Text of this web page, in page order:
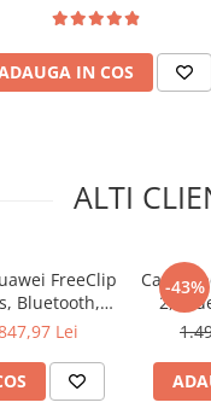
flexibilă vă
IN COS
ALTI
FreeClip
Bluetooth,
ore, Rose
Lei
-43%
Casti
2,
IP57,